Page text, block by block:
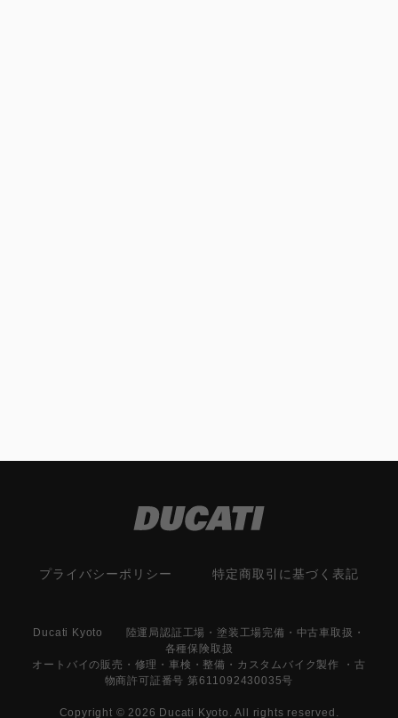
プライバシーポリシー 特定商取引に基づく表記
Ducati Kyoto 陸運局認証工場・塗装工場完備・中古車取扱・
各種保険取扱
オートバイの販売・修理・車検・整備・カスタムバイク製作 ・古
物商許可証番号 第611092430035号
Copyright © 2026 Ducati Kyoto. All rights reserved.